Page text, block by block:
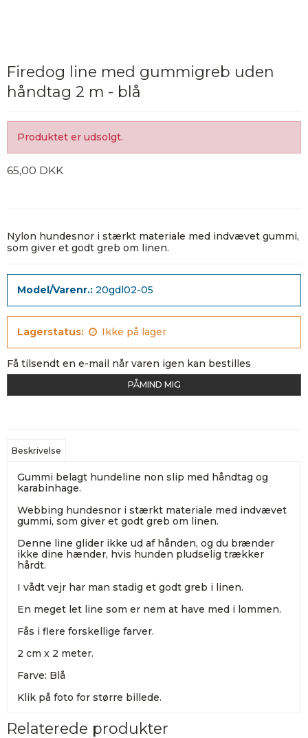
Firedog line med gummigreb uden
håndtag 2 m - blå
Produktet er udsolgt.
65,00 DKK
Nylon hundesnor i stærkt materiale med indvævet gummi,
som giver et godt greb om linen.
Model/Varenr.: 20gdl02-05
Lagerstatus: Ikke på lager
Få tilsendt en e-mail når varen igen kan bestilles
PÅMIND MIG
Beskrivelse
Gummi belagt hundeline non slip med håndtag og
karabinhage.
Webbing hundesnor i stærkt materiale med indvævet
gummi, som giver et godt greb om linen.
Denne line glider ikke ud af hånden, og du brænder
ikke dine hænder, hvis hunden pludselig trækker
hårdt.
I vådt vejr har man stadig et godt greb i linen.
En meget let line som er nem at have med i lommen.
Fås i flere forskellige farver.
2 cm x 2 meter.
Farve: Blå
Klik på foto for større billede.
Relaterede produkter